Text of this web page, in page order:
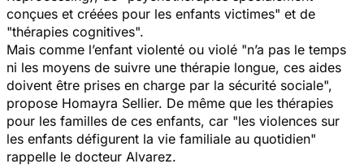
conçues et créées pour les enfants victimes" et de
"thérapies cognitives".
Mais comme l’enfant violenté ou violé "n’a pas le temps
ni les moyens de suivre une thérapie longue, ces aides
doivent être prises en charge par la sécurité sociale",
propose Homayra Sellier. De même que les thérapies
pour les familles de ces enfants, car "les violences sur
les enfants défigurent la vie familiale au quotidien"
rappelle le docteur Alvarez.